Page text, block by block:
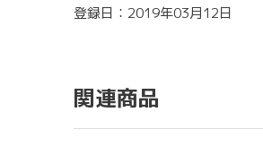
登録日：2019年03月12日
関連商品